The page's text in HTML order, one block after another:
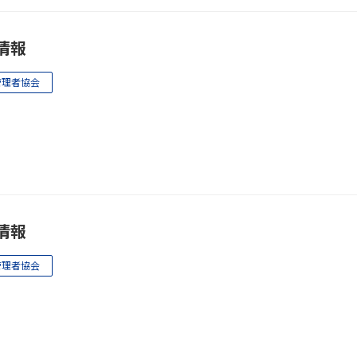
報
者協会
報
者協会